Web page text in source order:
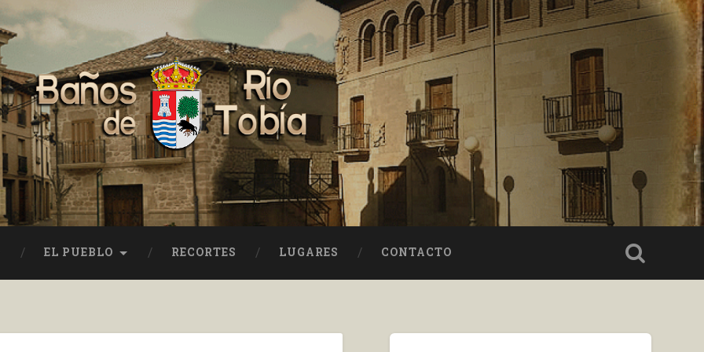
EL PUEBLO RECORTES LUGARES CONTACTO